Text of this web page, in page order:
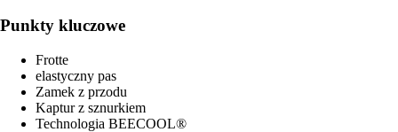
Punkty kluczowe
Frotte
elastyczny pas
Zamek z przodu
Kaptur z sznurkiem
Technologia BEECOOL®